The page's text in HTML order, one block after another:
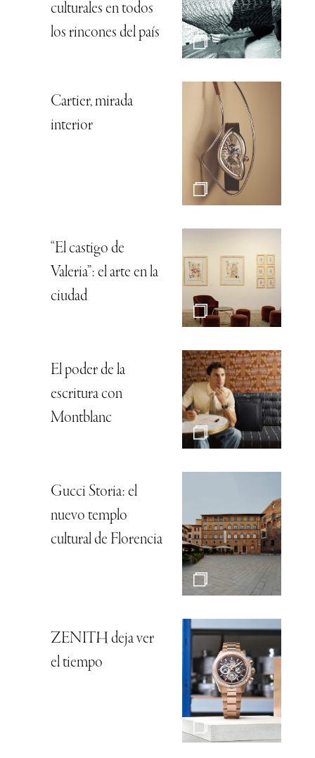
culturales en todos
los rincones del país
Cartier, mirada
interior
“El castigo de
Valeria”: el arte en la
ciudad
El poder de la
escritura con
Montblanc
Gucci Storia: el
nuevo templo
cultural de Florencia
ZENITH deja ver
el tiempo